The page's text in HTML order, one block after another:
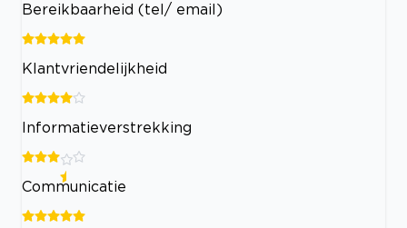
Bereikbaarheid (tel/ email)
Klantvriendelijkheid
Informatieverstrekking
Communicatie